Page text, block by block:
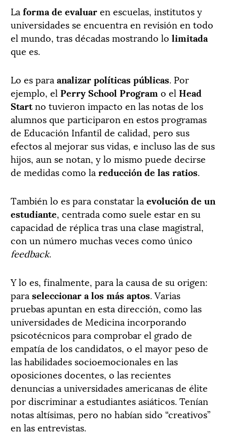
La forma de evaluaren escuelas, institutos y
universidades se encuentra en revisión en todo
el mundo, tras décadas mostrando lo limitada
que es.
Lo es para analizar políticas públicas. Por
ejemplo, el Perry School Program o el Head
Startno tuvieron impacto en las notas de los
alumnos que participaron en estos programas
de Educación Infantil de calidad, pero sus
efectos al mejorar sus vidas, e incluso las de sus
hijos, aun se notan, y lo mismo puede decirse
de medidas como la reducción de las ratios.
También lo es para constatar la evolución de un
estudiante, centrada como suele estar en su
capacidad de réplica tras una clase magistral,
con un número muchas veces como único
feedback.
Y lo es, finalmente, para la causa de su origen:
para seleccionar a los más aptos. Varias
pruebas apuntan en esta dirección, como las
universidades de Medicina incorporando
psicotécnicos para comprobar el grado de
empatía de los candidatos, o el mayor peso de
las habilidades socioemocionales en las
oposiciones docentes, o las recientes
denuncias a universidades americanas de élite
por discriminar a estudiantes asiáticos. Tenían
notas altísimas, pero no habían sido “creativos”
en las entrevistas.